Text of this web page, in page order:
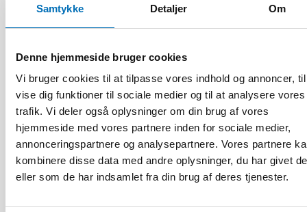
Samtykke Detaljer Om
Denne hjemmeside bruger cookies
Vi bruger cookies til at tilpasse vores indhold og annoncer,
vise dig funktioner til sociale medier og til at analysere vores
trafik. Vi deler også oplysninger om din brug af vores
hjemmeside med vores partnere inden for sociale medier,
annonceringspartnere og analysepartnere. Vores partnere
kombinere disse data med andre oplysninger, du har givet
eller som de har indsamlet fra din brug af deres tjenester.
9 apr 2026
Nordisk samarbeid om
Funksjonshinderspørsmål – Årsrapport 2025
10 11 NOV 2026